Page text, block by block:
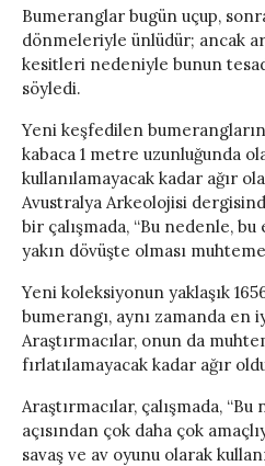
Bumeranglar bugün uçup,
dönmeleriyle ünlüdür; ancak
kesitleri nedeniyle bunun
söyledi.
Yeni keşfedilen
kabaca 1 metre uzunluğunda
kullanılamayacak kadar ağır
Avustralya Arkeolojisi
bir çalışmada, “Bu nedenle, bu
yakın dövüşte olması
Yeni koleksiyonun yaklaşık
bumerangı, aynı zamanda
Araştırmacılar, onun da
fırlatılamayacak kadar ağır
Araştırmacılar, çalışmada,
açısından çok daha çok
savaş ve av oyunu olarak